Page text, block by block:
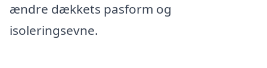
ændre dækkets pasform og
isoleringsevne.